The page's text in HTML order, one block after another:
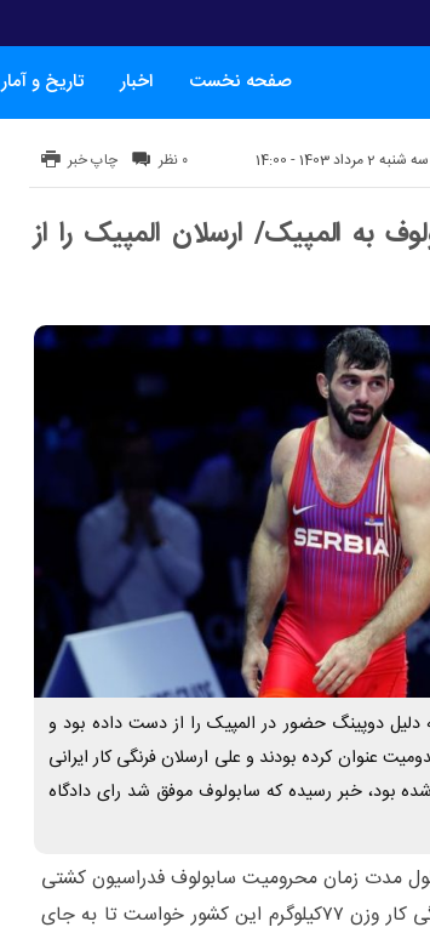
صفحه نخست اخبار تاریخ و آمار
1403 - 14:00 چاپ خبر ۰ نظر
به المپیک/ ارسلان المپیک را از
دوپینگ حضور در المپیک را از دست داده بود و
عنوان کرده بودند و علی ارسلان فرنگی کار ایرانی
بود، خبر رسیده که سابولوف موفق شد رای دادگاه
مدت زمان محرومیت سابولوف فدراسیون کشتی
صربستان از علی ارسلان فرنگی کار وزن ۷۷کیلوگرم این کشور خواست تا به جای